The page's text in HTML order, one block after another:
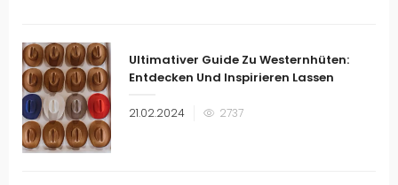
Ultimativer Guide Zu Westernhüten:
Entdecken Und Inspirieren Lassen
Veröffentlicht
21.02.2024 2737